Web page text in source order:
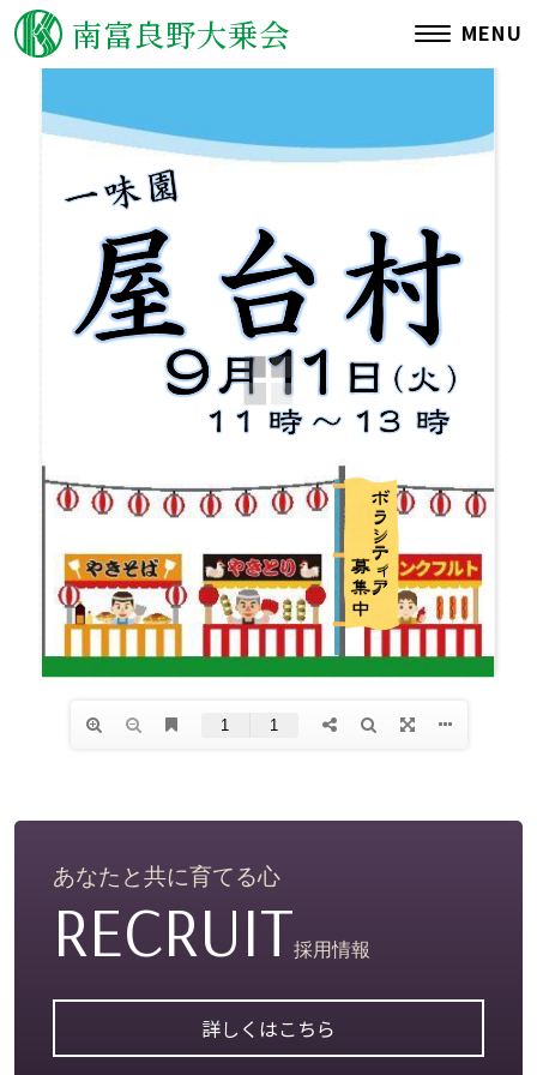
南富良野大乗会 MENU
理念・沿革
運営施設一覧
情報公開
からまつ園
こざくら園
なんぷ〜香房
一味園
その他
広報誌
あなたと共に育てる心
RECRUIT採用情報
詳しくはこちら